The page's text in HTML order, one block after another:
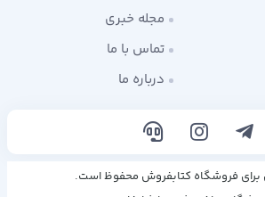
مجله خبری
تماس با ما
درباره ما
برای فروشگاه کتابفروش محفوظ است.